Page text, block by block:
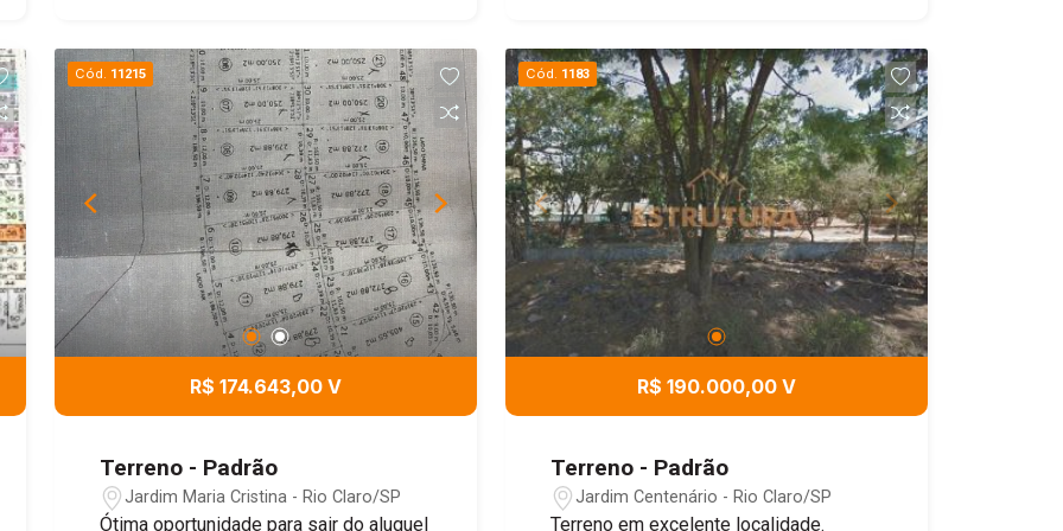
Cód. 11215
R$ 174.643,00 V
Terreno - Padrão
Jardim Maria Cristina - Rio Claro/SP
Ótima oportunidade para sair do aluguel
Cód. 1183
R$ 190.000,00 V
Terreno - Padrão
Jardim Centenário - Rio Claro/SP
Terreno em excelente localidade.